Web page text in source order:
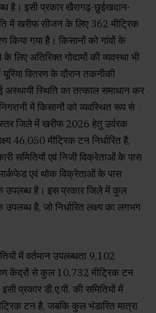
है। इसी प्रकार खैरागढ़-छुईखदान-
में खरीफ सीजन के लिए 362 मीट्रिक
किया गया है। किसानों को गांवों के
लिए अतिरिक्त गोदामों की व्यवस्था भी
वितरण के दौरान तकनीकी
अस्थायी स्थिति का तत्काल समाधान कर
में किसानों को व्यवस्थित रूप से
जिले में खरीफ 2026 हेतु उर्वरक
46,050 मीट्रिक टन निर्धारित है,
समितियों एवं निजी विक्रेताओं के पास
एवं थोक विक्रेताओं के पास
उपलब्ध है। इस प्रकार जिले में कुल
है, जो निर्धारित लक्ष्य का लगभग
में वर्तमान उपलब्धता 9,102
केंद्रों से कुल 10,732 मीट्रिक टन
प्रकार डी.ए.पी. की समितियों में
टन है, जबकि कुल भंडारित मात्रा